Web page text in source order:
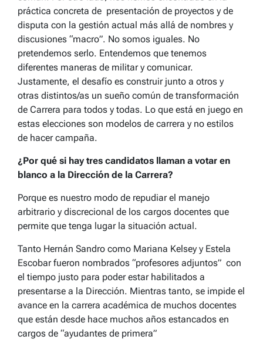
práctica concreta de presentación de proyectos y de
disputa con la gestión actual más allá de nombres y
discusiones “macro”. No somos iguales. No
pretendemos serlo. Entendemos que tenemos
diferentes maneras de militar y comunicar.
Justamente, el desafío es construir junto a otros y
otras distintos/as un sueño común de transformación
de Carrera para todos y todas. Lo que está en juego en
estas elecciones son modelos de carrera y no estilos
de hacer campaña.
¿Por qué si hay tres candidatos llaman a votar en
blanco a la Dirección de la Carrera?
Porque es nuestro modo de repudiar el manejo
arbitrario y discrecional de los cargos docentes que
permite que tenga lugar la situación actual.
Tanto Hernán Sandro como Mariana Kelsey y Estela
Escobar fueron nombrados “profesores adjuntos” con
el tiempo justo para poder estar habilitados a
presentarse a la Dirección. Mientras tanto, se impide el
avance en la carrera académica de muchos docentes
que están desde hace muchos años estancados en
cargos de “ayudantes de primera”